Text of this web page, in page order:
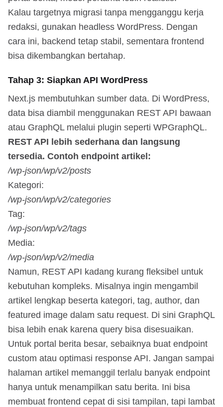
Kalau targetnya migrasi tanpa mengganggu kerja
redaksi, gunakan headless WordPress. Dengan
cara ini, backend tetap stabil, sementara frontend
bisa dikembangkan bertahap.
Tahap 3: Siapkan API WordPress
Next.js membutuhkan sumber data. Di WordPress,
data bisa diambil menggunakan REST API bawaan
atau GraphQL melalui plugin seperti WPGraphQL.
REST API lebih sederhana dan langsung
tersedia. Contoh endpoint artikel:
/wp-json/wp/v2/posts
Kategori:
/wp-json/wp/v2/categories
Tag:
/wp-json/wp/v2/tags
Media:
/wp-json/wp/v2/media
Namun, REST API kadang kurang fleksibel untuk
kebutuhan kompleks. Misalnya ingin mengambil
artikel lengkap beserta kategori, tag, author, dan
featured image dalam satu request. Di sini GraphQL
bisa lebih enak karena query bisa disesuaikan.
Untuk portal berita besar, sebaiknya buat endpoint
custom atau optimasi response API. Jangan sampai
halaman artikel memanggil terlalu banyak endpoint
hanya untuk menampilkan satu berita. Ini bisa
membuat frontend cepat di sisi tampilan, tapi lambat